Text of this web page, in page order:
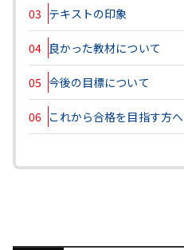
03 テキストの印象
04 良かった教材について
05 今後の目標について
06 これから合格を目指す方へ